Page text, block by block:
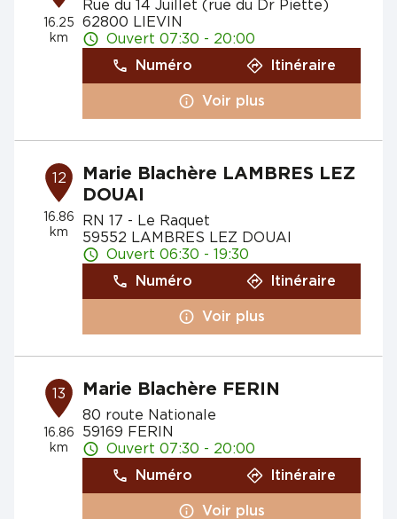
16.25
km
Rue du 14 Juillet (rue du Dr Piette)
62800 LIEVIN
Ouvert 07:30 - 20:00
Numéro
Itinéraire
Voir plus
12
16.86
km
Marie Blachère LAMBRES LEZ
DOUAI
RN 17 - Le Raquet
59552 LAMBRES LEZ DOUAI
Ouvert 06:30 - 19:30
Numéro
Itinéraire
Voir plus
13
16.86
km
Marie Blachère FERIN
80 route Nationale
59169 FERIN
Ouvert 07:30 - 20:00
Numéro
Itinéraire
Voir plus